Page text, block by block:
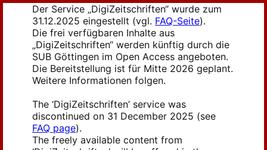
Der Service „DigiZeitschriften“ wurde zum
31.12.2025 eingestellt (vgl. FAQ-Seite).
Die frei verfügbaren Inhalte aus
„DigiZeitschriften“ werden künftig durch die
SUB Göttingen im Open Access angeboten.
Die Bereitstellung ist für Mitte 2026 geplant.
Weitere Informationen folgen.
The ‘DigiZeitschriften’ service was
discontinued on 31 December 2025 (see
FAQ page).
The freely available content from